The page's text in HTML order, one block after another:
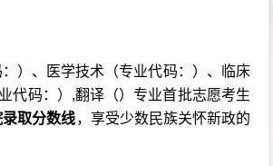
）、医学技术（专业代码：）、临床
代码：）,翻译（）专业首批志愿考生
取分数线，享受少数民族关怀新政的